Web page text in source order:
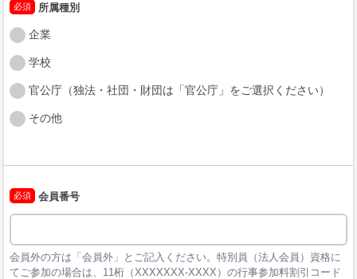
必須 所属種別
企業
学校
官公庁（独法・社団・財団は「官公庁」をご選択ください）
その他
必須 会員番号
会員外の方は「会員外」とご記入ください。特別員（法人会員）資格に
てご参加の場合は、11桁（XXXXXXX-XXXX）の行事参加料割引コード